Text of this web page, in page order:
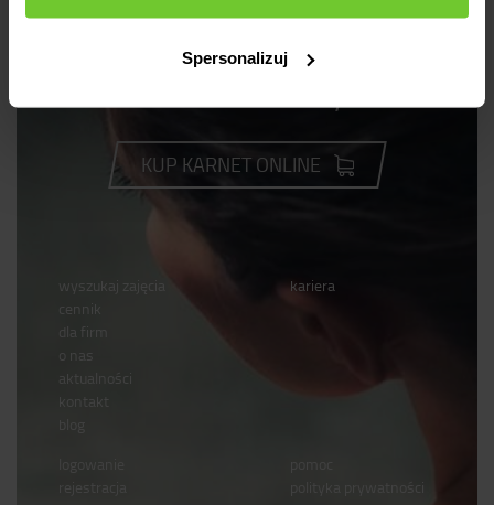
Spersonalizuj
KUP KARNET ONLINE
wyszukaj zajęcia
cennik
dla firm
o nas
aktualności
kontakt
kariera
polityka prywatności